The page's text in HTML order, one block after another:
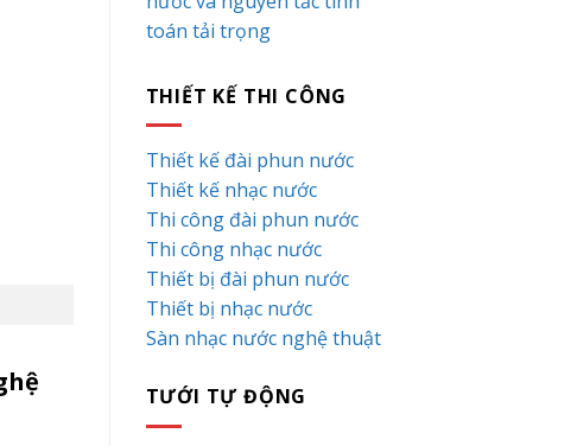
toán tải trọng
THIẾT KẾ THI CÔNG
Thiết kế đài phun nước
Thiết kế nhạc nước
Thi công đài phun nước
Thi công nhạc nước
Thiết bị đài phun nước
Thiết bị nhạc nước
Sàn nhạc nước nghệ thuật
TƯỚI TỰ ĐỘNG